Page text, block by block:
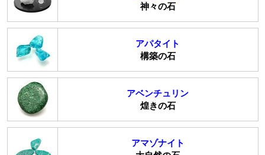
神々の石
アパタイト
構築の石
アベンチュリン
煌きの石
アマゾナイト